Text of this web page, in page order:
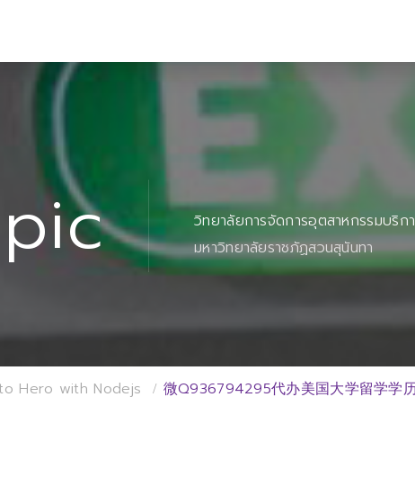
วิทยาลัยการจัดการอุตสาหกรรมบริก
มหาวิทยาลัยราชภัฏสวนสุนันทา
Hero with Nodejs 微Q936794295代办美国大学留学学